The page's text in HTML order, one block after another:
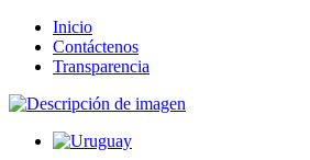
Inicio
Contáctenos
Transparencia